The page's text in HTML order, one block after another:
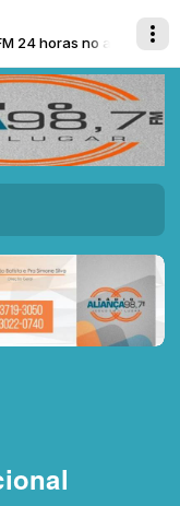
24 horas no ar com